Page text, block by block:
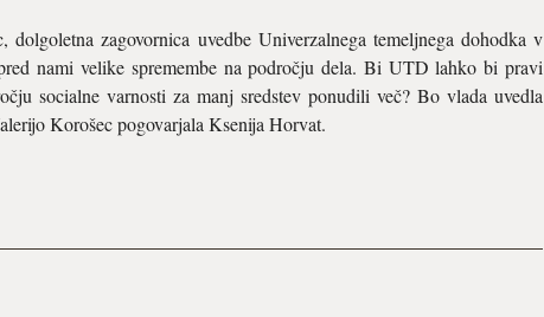
zagovornica uvedbe Univerzalnega temeljnega dohodka v
nami velike spremembe na področju dela. Bi UTD lahko bi pravi
socialne varnosti za manj sredstev ponudili več? Bo vlada uvedla
Korošec pogovarjala Ksenija Horvat.